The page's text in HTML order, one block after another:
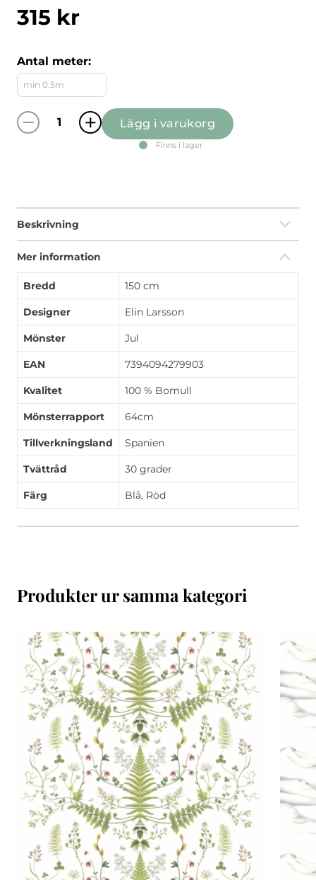
315 kr
Antal meter:
Frö blå/röd tyg metervara mängd
Lägg i varukorg
Finns i lager
Beskrivning
Mer information
Bredd 150 cm
Designer Elin Larsson
Mönster Jul
EAN 7394094279903
Kvalitet 100 % Bomull
Mönsterrapport 64cm
Tillverkningsland Spanien
Tvättråd 30 grader
Färg Blå, Röd
Produkter ur samma kategori